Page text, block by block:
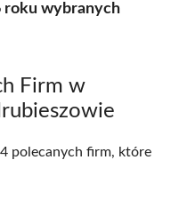
roku wybranych
Firm w
polecanych firm, które